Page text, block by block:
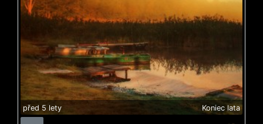
před 5 lety Koniec lata